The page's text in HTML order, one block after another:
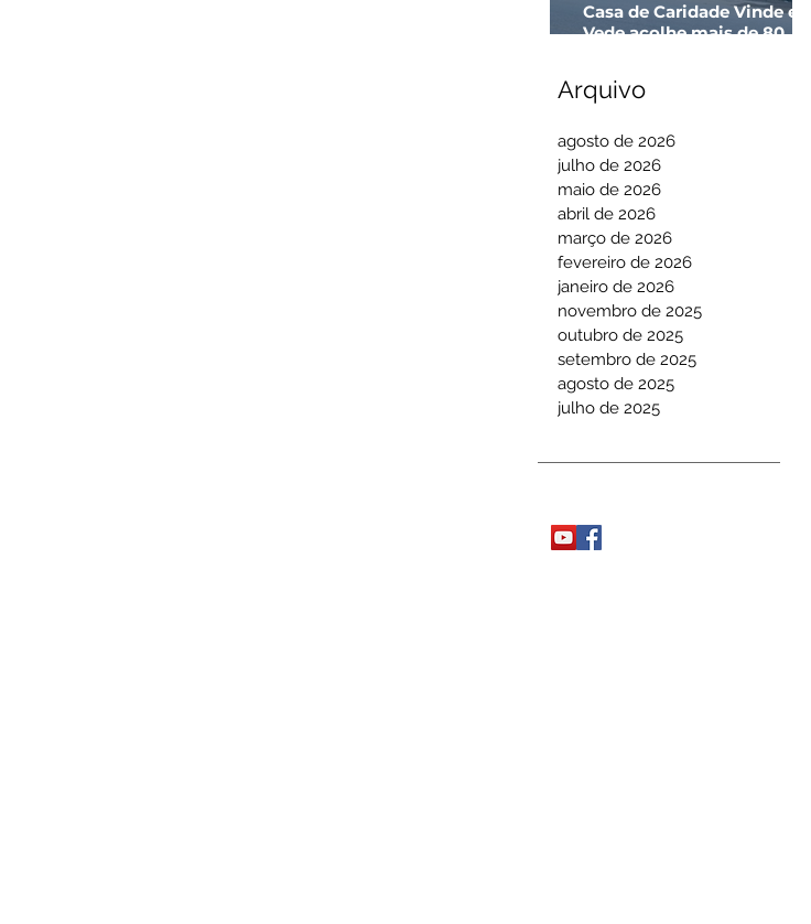
Casa de Caridade Vinde e
Vede acolhe mais de 80
Arquivo
agosto de 2026
julho de 2026
maio de 2026
abril de 2026
março de 2026
fevereiro de 2026
janeiro de 2026
novembro de 2025
outubro de 2025
setembro de 2025
agosto de 2025
julho de 2025